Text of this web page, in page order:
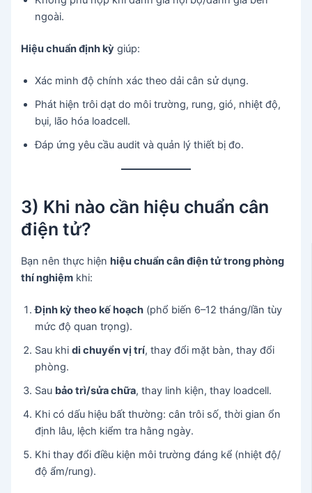
ngoài.
Hiệu chuẩn định kỳ giúp:
Xác minh độ chính xác theo dải cân sử dụng.
Phát hiện trôi dạt do môi trường, rung, gió, nhiệt độ,
bụi, lão hóa loadcell.
Đáp ứng yêu cầu audit và quản lý thiết bị đo.
3) Khi nào cần hiệu chuẩn cân
điện tử?
Bạn nên thực hiệnhiệu chuẩn cân điện tử trong phòng
thí nghiệm khi:
Định kỳ theo kế hoạch (phổ biến 6–12 tháng/lần tùy
mức độ quan trọng).
Sau khidi chuyển vị trí, thay đổi mặt bàn, thay đổi
phòng.
Sau bảo trì/sửa chữa, thay linh kiện, thay loadcell.
Khi có dấu hiệu bất thường: cân trôi số, thời gian ổn
định lâu, lệch kiểm tra hằng ngày.
Khi thay đổi điều kiện môi trường đáng kể (nhiệt độ/
độ ẩm/rung).